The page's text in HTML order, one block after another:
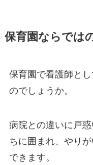
保育園ならでは
保育園で看護師と
のでしょうか。
病院との違いに戸
ちに囲まれ、やり
できます。